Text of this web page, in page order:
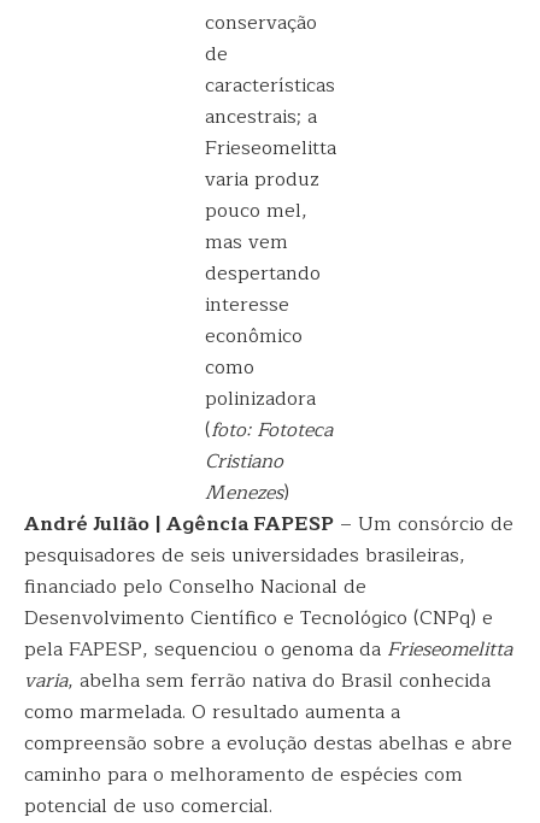
conservação
de
características
ancestrais; a
Frieseomelitta
varia produz
pouco mel,
mas vem
despertando
interesse
econômico
como
polinizadora
(foto: Fototeca
Cristiano
Menezes)
André Julião | Agência FAPESP – Um consórcio de
pesquisadores de seis universidades brasileiras,
financiado pelo Conselho Nacional de
Desenvolvimento Científico e Tecnológico (CNPq) e
pela FAPESP, sequenciou o genoma da Frieseomelitta
varia, abelha sem ferrão nativa do Brasil conhecida
como marmelada. O resultado aumenta a
compreensão sobre a evolução destas abelhas e abre
caminho para o melhoramento de espécies com
potencial de uso comercial.